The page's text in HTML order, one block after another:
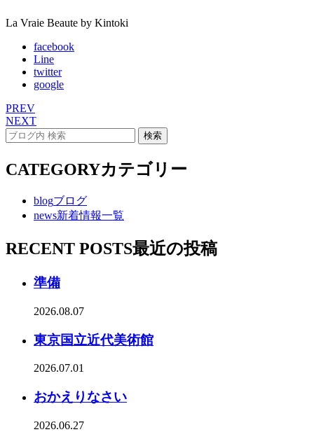
La Vraie Beaute by Kintoki
facebook
Line
twitter
google
PREV
NEXT
CATEGORYカテゴリー
blogブログ
news新着情報一覧
RECENT POSTS最近の投稿
準備
2026.08.07
東京国立近代美術館
2026.07.01
おかえりなさい
2026.06.27